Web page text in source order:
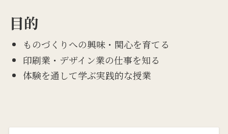
目的
ものづくりへの興味・関心を育てる
印刷業・デザイン業の仕事を知る
体験を通して学ぶ実践的な授業